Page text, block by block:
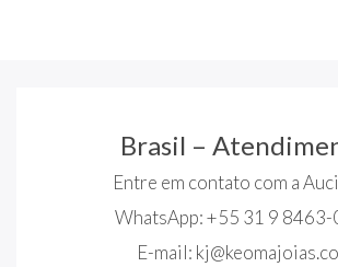
Brasil –
Entre em contato com a
WhatsApp: +55 31 9
E-mail: